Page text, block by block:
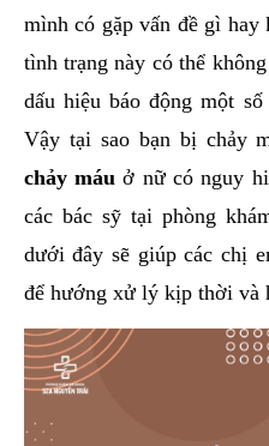
mình có gặp vấn đề gì hay
tình trạng này có thể
dấu hiệu báo động một
Vậy tại sao bạn bị chảy
chảy máuở nữ có nguy
các bác sỹ tại phòng
dưới đây sẽ giúp các chị
để hướng xử lý kịp thời và